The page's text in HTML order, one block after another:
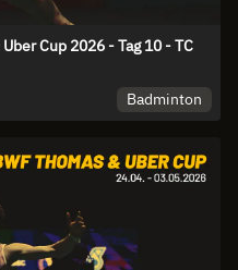
Cup 2026 - Tag 10 - TC
Badminton